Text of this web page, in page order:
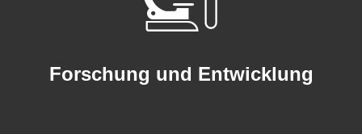
Forschung und Entwicklung